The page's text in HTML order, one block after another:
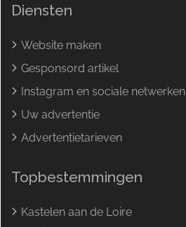
Diensten
Website maken
Gesponsord artikel
Instagram en sociale netwerken
Uw advertentie
Advertentietarieven
Topbestemmingen
Kastelen aan de Loire